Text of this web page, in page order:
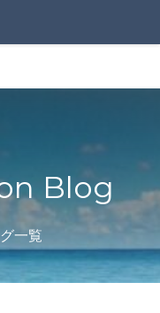
Blog
一覧